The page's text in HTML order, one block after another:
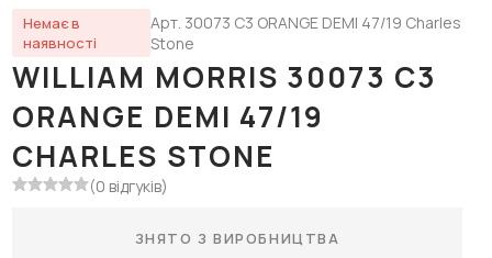
Немає в
наявності
Арт. 30073 C3 ORANGE DEMI 47/19 Charles
Stone
WILLIAM MORRIS 30073 C3
ORANGE DEMI 47/19
CHARLES STONE
(0 відгуків)
ЗНЯТО З ВИРОБНИЦТВА